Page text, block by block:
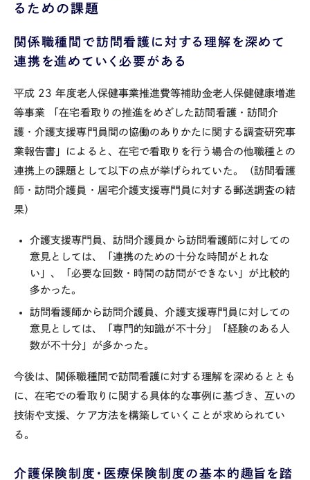
るための課題
関係職種間で訪問看護に対する理解を深めて
連携を進めていく必要がある
平成 23年度老人保健事業推進費等補助金老人保健健康増進
等事業 「在宅看取りの推進をめざした訪問看護・訪問介
護・介護支援専門員間の協働のありかたに関する調査研究事
業報告書」によると、在宅で看取りを行う場合の他職種との
連携上の課題として以下の点が挙げられていた。（訪問看護
師・訪問介護員・居宅介護支援専門員に対する郵送調査の結
果）
介護支援専門員、訪問介護員から訪問看護師に対しての
意見としては、「連携のための十分な時間がとれな
い」、「必要な回数・時間の訪問ができない」が比較的
多かった。
訪問看護師から訪問介護員、介護支援専門員に対しての
意見としては、「専門的知識が不十分」「経験のある人
数が不十分」が多かった。
今後は、関係職種間で訪問看護に対する理解を深めるととも
に、在宅での看取りに関する具体的な事例に基づき、互いの
技術や支援、ケア方法を構築していくことが求められてい
る。
介護保険制度・医療保険制度の基本的趣旨を踏